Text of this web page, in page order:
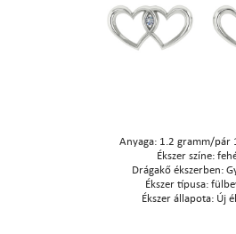
Anyaga: 1.2 gramm/pár
Ékszer színe:
Drágakő ékszerben:
Ékszer típusa:
Ékszer állapota: Új